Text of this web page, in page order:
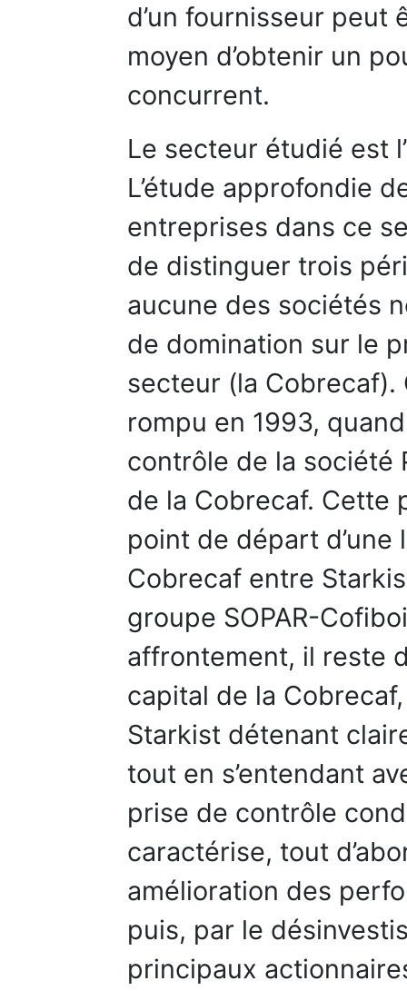
d’un fournisseur peut
moyen d’obtenir un
concurrent.
Le secteur étudié est
L’étude approfondie
entreprises dans ce
de distinguer trois
aucune des sociétés
de domination sur le
secteur (la
rompu en 1993,
contrôle de la société
de la Cobrecaf. Cette
point de départ
Cobrecaf entre
groupe SOPAR-
affrontement, il reste
capital de la
Starkist détenant
tout en s’entendant
prise de contrôle
caractérise, tout
amélioration des
puis, par le
principaux